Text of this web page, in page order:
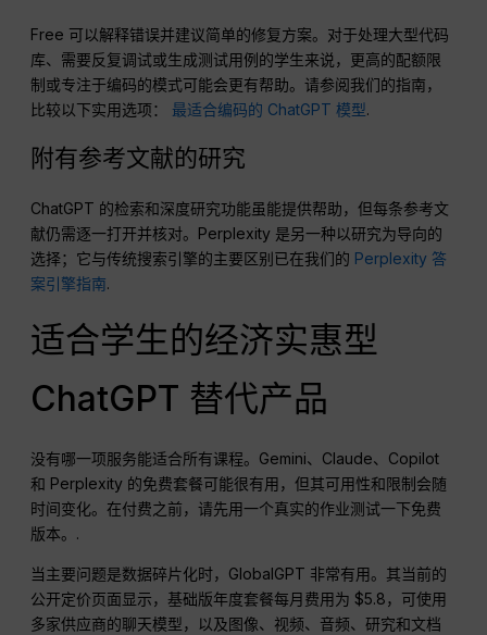
Free 可以解释错误并建议简单的修复方案。对于处理大型代码
库、需要反复调试或生成测试用例的学生来说，更高的配额限
制或专注于编码的模式可能会更有帮助。请参阅我们的指南，
比较以下实用选项： 最适合编码的 ChatGPT 模型.
附有参考文献的研究
ChatGPT 的检索和深度研究功能虽能提供帮助，但每条参考文
献仍需逐一打开并核对。Perplexity 是另一种以研究为导向的
选择；它与传统搜索引擎的主要区别已在我们的 Perplexity 答
案引擎指南.
适合学生的经济实惠型
ChatGPT 替代产品
没有哪一项服务能适合所有课程。Gemini、Claude、Copilot
和 Perplexity 的免费套餐可能很有用，但其可用性和限制会随
时间变化。在付费之前，请先用一个真实的作业测试一下免费
版本。.
当主要问题是数据碎片化时，GlobalGPT 非常有用。其当前的
公开定价页面显示，基础版年度套餐每月费用为 $5.8，可使用
多家供应商的聊天模型，以及图像、视频、音频、研究和文档